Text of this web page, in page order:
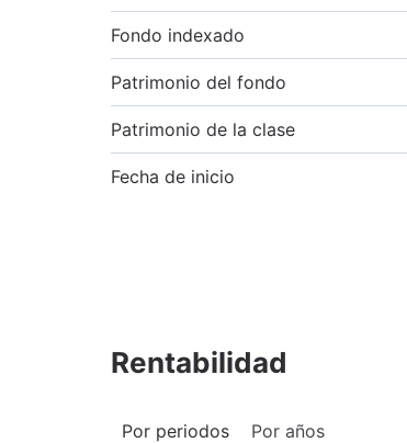
Fondo indexado
Patrimonio del fondo
Patrimonio de la clase
Fecha de inicio
Rentabilidad
Por periodos Por años